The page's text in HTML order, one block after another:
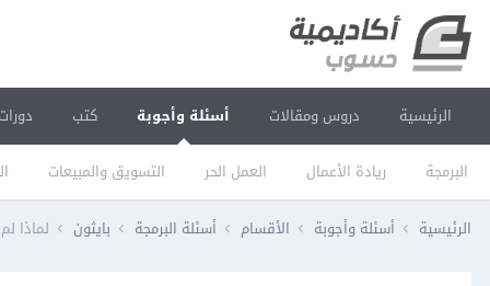
الرئيسية دروس ومقالات أسئلة وأجوبة
البرمجة ريادة الأعمال العمل الحر التسويق والمبيعات
كتب دورات
الرئيسية أسئلة وأجوبة الأقسام أسئلة البرمجة بايثون لماذا